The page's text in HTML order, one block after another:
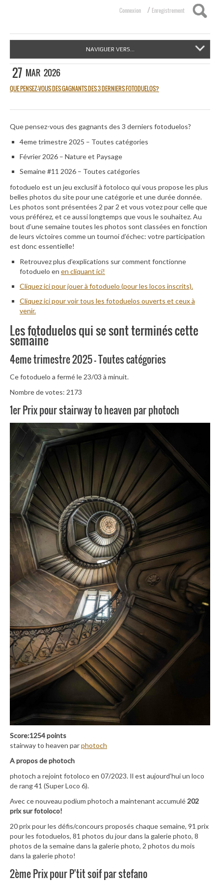
Connexion / Enregistrement
NAVIGUER VERS...
27 MAR 2026
QUE PENSEZ-VOUS DES GAGNANTS DES 3 DERNIERS FOTODUELOS?
Que pensez-vous des gagnants des 3 derniers fotoduelos?
4eme trimestre 2025 – Toutes catégories
Février 2026 – Nature et Paysage
Semaine #11 2026 – Toutes catégories
fotoduelo est un jeu exclusif à fotoloco qui vous propose les plus
belles photos du site pour une catégorie et une durée donnée.
Les photos sont présentées 2 par 2 et vous votez pour celle que
vous préférez, et ce aussi longtemps que vous le souhaitez. Au
bout d’une semaine toutes les photos sont classées en fonction
de leurs victoires comme un tournoi d’échec: votre participation
est donc essentielle!
Retrouvez plus d’explications sur comment fonctionne
fotoduelo en en cliquant ici!
Cliquez ici pour jouer à fotoduelo (pour les locos inscrits).
Cliquez ici pour voir tous les fotoduelos ouverts et ceux à
venir.
Les fotoduelos qui se sont terminés cette
semaine
4eme trimestre 2025 – Toutes catégories
Ce fotoduelo a fermé le 23/03 à minuit.
Nombre de votes: 2173
1er Prix pour stairway to heaven par photoch
Score:1254 points
stairway to heaven parphotoch
A propos de photoch
photoch a rejoint fotoloco en 07/2023. Il est aujourd’hui un loco
de rang 41 (Super Loco 6).
Avec ce nouveau podium photoch a maintenant accumulé202
prix sur fotoloco!
20 prix pour les défis/concours proposés chaque semaine, 91 prix
pour les fotoduelos, 81 photos du jour dans la galerie photo, 8
photos de la semaine dans la galerie photo, 2 photos du mois
dans la galerie photo!
2ème Prix pour P'tit soif par stefano